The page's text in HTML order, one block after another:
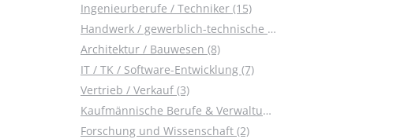
Ingenieurberufe / Techniker (15)
Handwerk / gewerblich-technische Berufe (10)
Architektur / Bauwesen (8)
IT / TK / Software-Entwicklung (7)
Vertrieb / Verkauf (3)
Kaufmännische Berufe & Verwaltung (2)
Forschung und Wissenschaft (2)